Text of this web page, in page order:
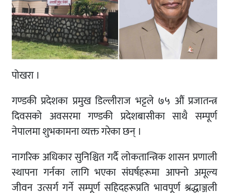
पोखरा ।
गण्डकी प्रदेशका प्रमुख डिल्लीराज भट्टले ७५ औं प्रजातन्त्र
दिवसको अवसरमा गण्डकी प्रदेशबासीका साथै सम्पूर्ण
नेपालमा शुभकामना व्यक्त गरेका छन् ।
नागरिक अधिकार सुनिश्चित गर्दै लोकतान्त्रिक शासन प्रणाली
स्थापना गर्नका लागि भएका संघर्षहरूमा आफ्नो अमूल्य
जीवन उत्सर्ग गर्ने सम्पूर्ण सहिदहरूप्रति भावपूर्ण श्रद्धाञ्जली